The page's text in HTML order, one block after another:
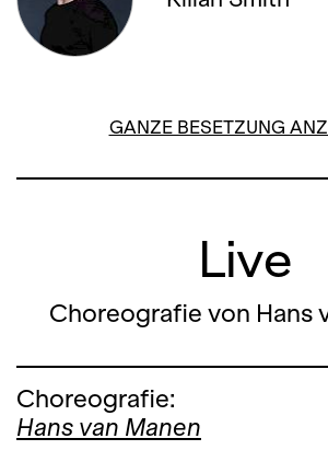
GANZE BESETZUNG
Live
Choreografie von Hans
Choreografie:
Hans van Manen